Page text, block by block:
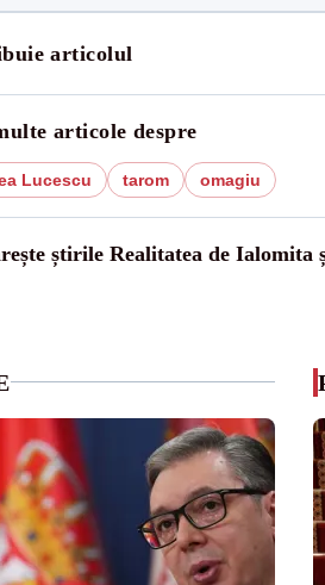
articolul
articole despre
Lucescu tarom omagiu
știrile Realitatea de Ialomita